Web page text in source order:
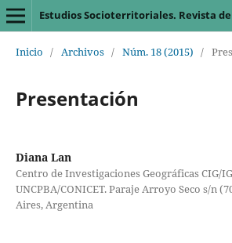
Estudios Socioterritoriales. Revista
Inicio / Archivos / Núm. 18 (2015) /
Presentación
Diana Lan
Centro de Investigaciones Geográficas CIG/
UNCPBA/CONICET. Paraje Arroyo Seco s/n
Aires, Argentina